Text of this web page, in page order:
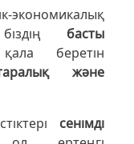
басты
беретін
және
сенімді